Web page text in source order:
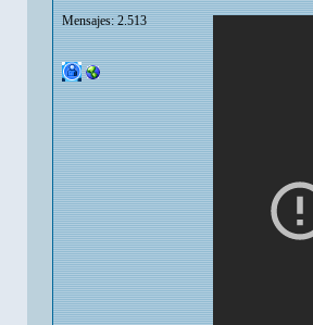
Mensajes: 2.513